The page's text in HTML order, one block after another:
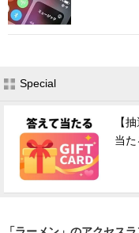
Special
【
当